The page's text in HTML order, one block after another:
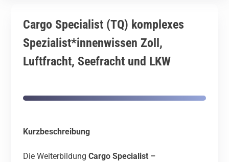
Cargo Specialist (TQ) komplexes
Spezialist*innenwissen Zoll,
Luftfracht, Seefracht und LKW
Kurzbeschreibung
Die Weiterbildung Cargo Specialist –